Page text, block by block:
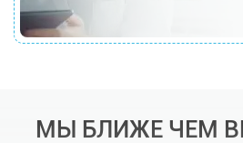
МЫ БЛИЖЕ ЧЕМ